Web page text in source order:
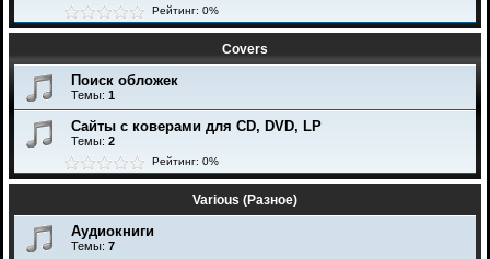
Рейтинг: 0%
Covers
Поиск обложек
Темы: 1
Сайты с коверами для CD, DVD, LP
Темы: 2
Рейтинг: 0%
Various (Разное)
Аудиокниги
Темы: 7